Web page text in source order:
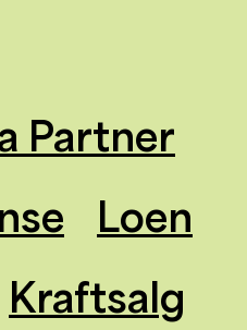
Partner
Loen
Kraftsalg